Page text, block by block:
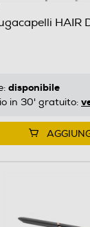
HAIR
disponibile
in 30' gratuito: